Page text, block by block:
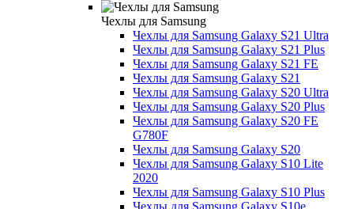
Чехлы для Samsung
Чехлы для Samsung Galaxy S21 Ultra
Чехлы для Samsung Galaxy S21 Plus
Чехлы для Samsung Galaxy S21 FE
Чехлы для Samsung Galaxy S21
Чехлы для Samsung Galaxy S20 Ultra
Чехлы для Samsung Galaxy S20 Plus
Чехлы для Samsung Galaxy S20 FE
G780F
Чехлы для Samsung Galaxy S20
Чехлы для Samsung Galaxy S10 Lite
2020
Чехлы для Samsung Galaxy S10 Plus
Чехлы для Samsung Galaxy S10e